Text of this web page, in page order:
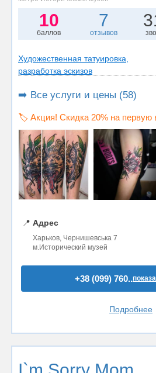
10
баллов
7
отзывов
Художественная татуировка,
разработка эскизов
➡️ Все услуги и цены (58)
🏷️ Акция! Скидка 20% на первую
📍 Адрес
Харьков, Чернишевська 7
м.Исторический музей
+38 (099) 760..
Подробнее